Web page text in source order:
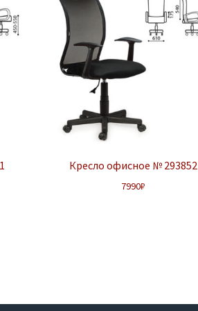
Кресло офисное № 293852
7990₽